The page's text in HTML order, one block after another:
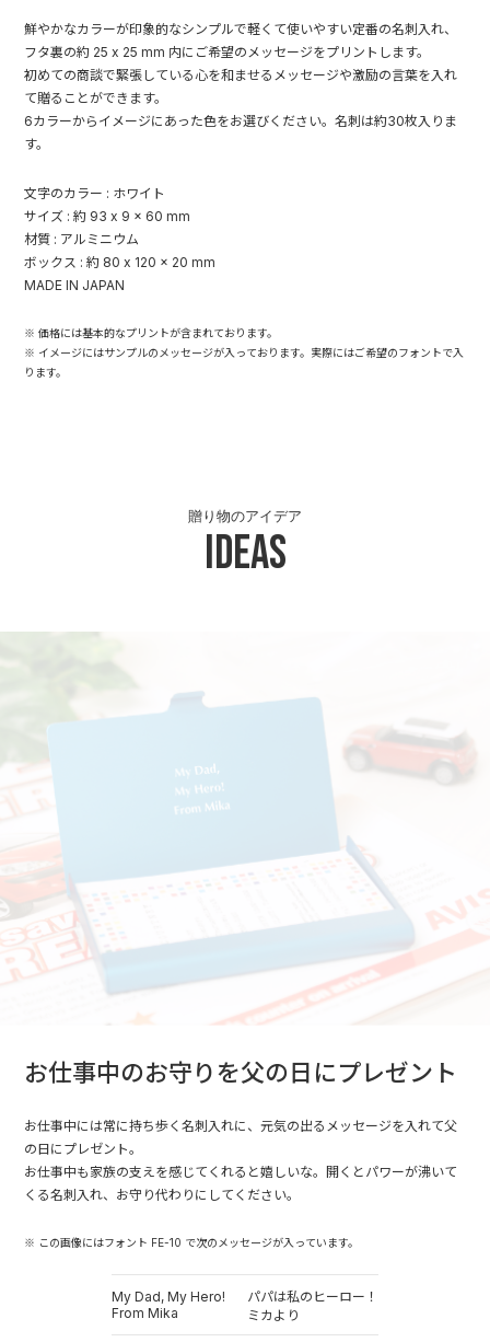
鮮やかなカラーが印象的なシンプルで軽くて使いやすい定番の名刺入れ、
フタ裏の約 25 x 25 mm 内にご希望のメッセージをプリントします。
初めての商談で緊張している心を和ませるメッセージや激励の言葉を入れ
て贈ることができます。
6カラーからイメージにあった色をお選びください。名刺は約30枚入りま
す。
文字のカラー : ホワイト
サイズ : 約 93 x 9 x 60 mm
材質 : アルミニウム
ボックス : 約 80 x 120 x 20 mm
MADE IN JAPAN
※ 価格には基本的なプリントが含まれております。
※ イメージにはサンプルのメッセージが入っております。実際にはご希望のフォントで入
ります。
Ideas
贈り物のアイデア
お仕事中のお守りを父の日にプレゼント
お仕事中には常に持ち歩く名刺入れに、元気の出るメッセージを入れて父
の日にプレゼント。
お仕事中も家族の支えを感じてくれると嬉しいな。開くとパワーが沸いて
くる名刺入れ、お守り代わりにしてください。
※ この画像にはフォント FE-10 で次のメッセージが入っています。
My Dad, My Hero!
From Mika
パパは私のヒーロー！
ミカより